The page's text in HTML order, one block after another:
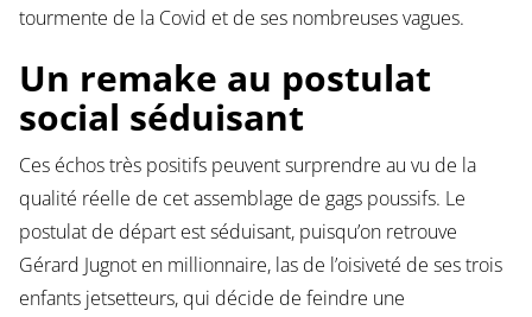
tourmente de la Covid et de ses nombreuses vagues.
Un remake au postulat
social séduisant
Ces échos très positifs peuvent surprendre au vu de la
qualité réelle de cet assemblage de gags poussifs. Le
postulat de départ est séduisant, puisqu’on retrouve
Gérard Jugnot en millionnaire, las de l’oisiveté de ses trois
enfants jetsetteurs, qui décide de feindre une